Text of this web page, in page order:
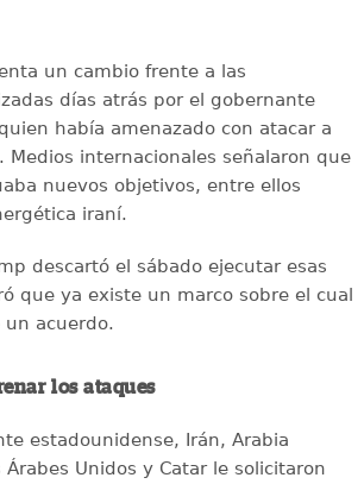
un cambio frente a las
días atrás por el gobernante
había amenazado con atacar a
internacionales señalaron que
nuevos objetivos, entre ellos
iraní.
descartó el sábado ejecutar esas
que ya existe un marco sobre el cual
un acuerdo.
los ataques
estadounidense, Irán, Arabia
Unidos y Catar le solicitaron